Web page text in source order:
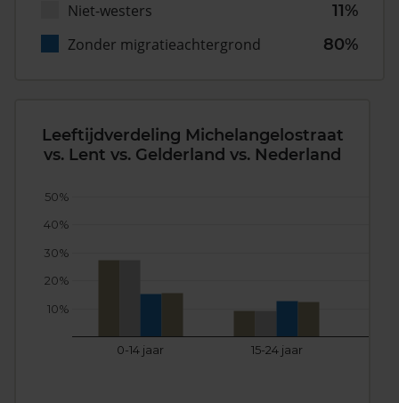
Niet-westers
11%
Zonder migratieachtergrond
80%
Leeftijdverdeling Michelangelostraat
vs. Lent vs. Gelderland vs. Nederland
0-14 jaar 15-24 jaar
10%
20%
30%
40%
50%